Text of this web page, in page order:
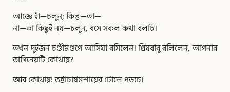
আজ্ঞে হাঁ—চলুন; কিন্তু—তা—
না—তা কিছুই নয়—চলুন, বসে সকল কথা বলচি।
তখন দুইজন চণ্ডীমণ্ডপে আসিয়া বসিলেন। প্রিয়বাবু বলিলেন, আপনার
ভাগিনেয়টি কোথায়?
আর কোথায়! ভট্টাচার্যমশায়ের টোলে পড়চে।